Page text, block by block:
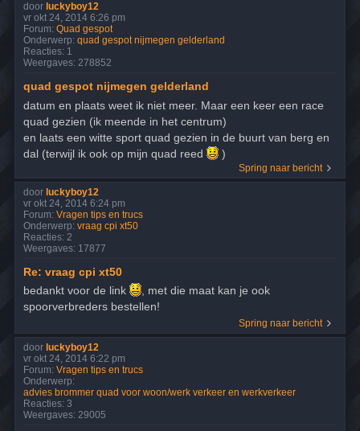
door luckyboy12
vr okt 24, 2014 6:26 pm
Forum: Quad gespot
Onderwerp: quad gespot nijmegen gelderland
Reacties: 1
Weergaves: 278852
quad gespot nijmegen gelderland
datum en plaats weet ik niet meer. Maar een keer een race
quad gezien (ik meende in het centrum)
en laats een witte sport quad gezien in de buurt van berg en
dal (terwijl ik ook op mijn quad reed
)
Spring naar bericht
door luckyboy12
vr okt 24, 2014 6:24 pm
Forum: Vragen tips en trucs
Onderwerp: vraag cpi xt50
Reacties: 2
Weergaves: 17877
Re: vraag cpi xt50
bedankt voor de link
, met die maat kan je ook
spoorverbreders bestellen!
Spring naar bericht
door luckyboy12
vr okt 24, 2014 6:22 pm
Forum: Vragen tips en trucs
Onderwerp:
advies brommer quad voor woon/werk verkeer en werkverkeer
Reacties: 3
Weergaves: 29005